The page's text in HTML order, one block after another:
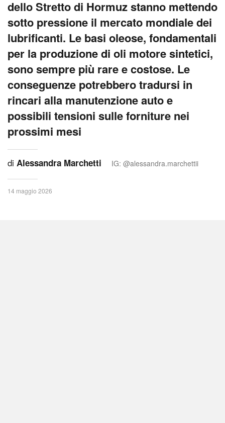
dello Stretto di Hormuz stanno mettendo
sotto pressione il mercato mondiale dei
lubrificanti. Le basi oleose, fondamentali
per la produzione di oli motore sintetici,
sono sempre più rare e costose. Le
conseguenze potrebbero tradursi in
rincari alla manutenzione auto e
possibili tensioni sulle forniture nei
prossimi mesi
di Alessandra Marchetti IG: @alessandra.marchettii
14 maggio 2026